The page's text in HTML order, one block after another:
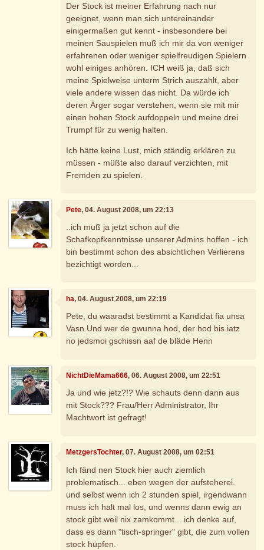
Der Stock ist meiner Erfahrung nach nur
geeignet, wenn man sich untereinander
einigermaßen gut kennt - insbesondere bei
meinen Sauspielen muß ich mir da von weniger
erfahrenen oder weniger spielfreudigen Spielern
wohl einiges anhören. ICH weiß ja, daß sich
meine Spielweise unterm Strich auszahlt, aber
viele andere wissen das nicht. Da würde ich
deren Ärger sogar verstehen, wenn sie mit mir
einen hohen Stock aufdoppeln und meine drei
Trumpf für zu wenig halten.
Ich hätte keine Lust, mich ständig erklären zu
müssen - müßte also darauf verzichten, mit
Fremden zu spielen.
Pete, 04. August 2008, um 22:13
..ich muß ja jetzt schon auf die
Schafkopfkenntnisse unserer Admins hoffen - ich
bin bestimmt schon des absichtlichen Verlierens
bezichtigt worden...
ha, 04. August 2008, um 22:19
Pete, du waaradst bestimmt a Kandidat fia unsa
Vasn.Und wer de gwunna hod, der hod bis iatz
no jedsmoi gschissn aaf de bläde Henn
NichtDieMama666, 06. August 2008, um 22:51
Ja und wie jetz?!? Wie schauts denn dann aus
mit Stock??? Frau/Herr Administrator, Ihr
Machtwort ist gefragt!
MetzgersTochter, 07. August 2008, um 02:51
Ich fänd nen Stock hier auch ziemlich
problematisch... eben wegen der aufsteherei.
und selbst wenn ich 2 stunden spiel, irgendwann
muss ich halt mal los, und wenns dann ewig an
stock gibt weil nix zamkommt... ich denke auf,
dass es dann "tisch-springer" gibt, die zum vollen
stock hüpfen.